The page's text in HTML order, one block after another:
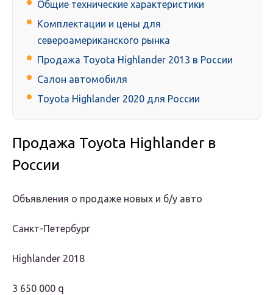
Общие технические характеристики
Комплектации и цены для
североамериканского рынка
Продажа Toyota Highlander 2013 в России
Салон автомобиля
Toyota Highlander 2020 для России
Продажа Toyota Highlander в
России
Объявления о продаже новых и б/у авто
Санкт-Петербург
Highlander 2018
3 650 000 q